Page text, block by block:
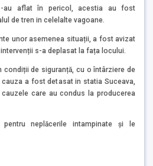
au aflat în pericol, acestia au fost
de tren in celelalte vagoane.
unor asemenea situații, a fost avizat
s-a deplasat la fața locului.
condiții de siguranță, cu o întârziere de
a fost detasat in statia Suceava,
care au condus la producerea
neplăcerile intampinate şi le